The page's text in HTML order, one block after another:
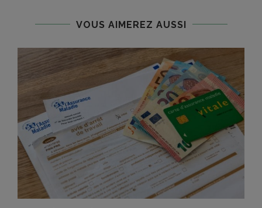
VOUS AIMEREZ AUSSI